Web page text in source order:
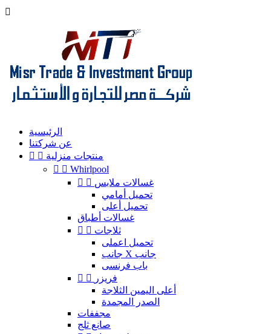

الرئيسية
عن شركتنا
  منتجات منزلية
  Whirlpool
  غسالات ملابس
تحميل أمامي
تحميل أعلى
غسالات أطباق
  ثلاجات
تحميل اعملى
جانب X جانب
باب فرنسى
 
فريزر
أعلى اليمين الثلاجة
الصدر المجمدة
مجففات
صانع ثلج